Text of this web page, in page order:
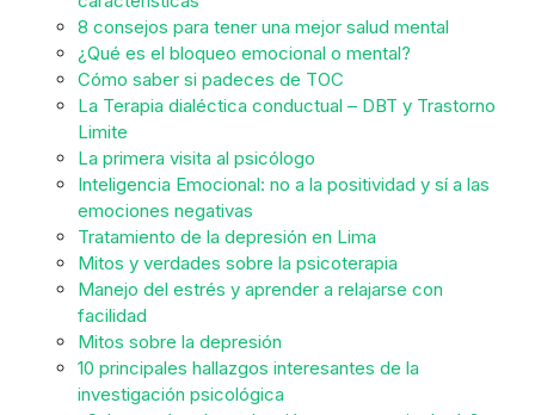
8 consejos para tener una mejor salud mental
¿Qué es el bloqueo emocional o mental?
Cómo saber si padeces de TOC
La Terapia dialéctica conductual – DBT y Trastorno
Limite
La primera visita al psicólogo
Inteligencia Emocional: no a la positividad y sí a las
emociones negativas
Tratamiento de la depresión en Lima
Mitos y verdades sobre la psicoterapia
Manejo del estrés y aprender a relajarse con
facilidad
Mitos sobre la depresión
10 principales hallazgos interesantes de la
investigación psicológica